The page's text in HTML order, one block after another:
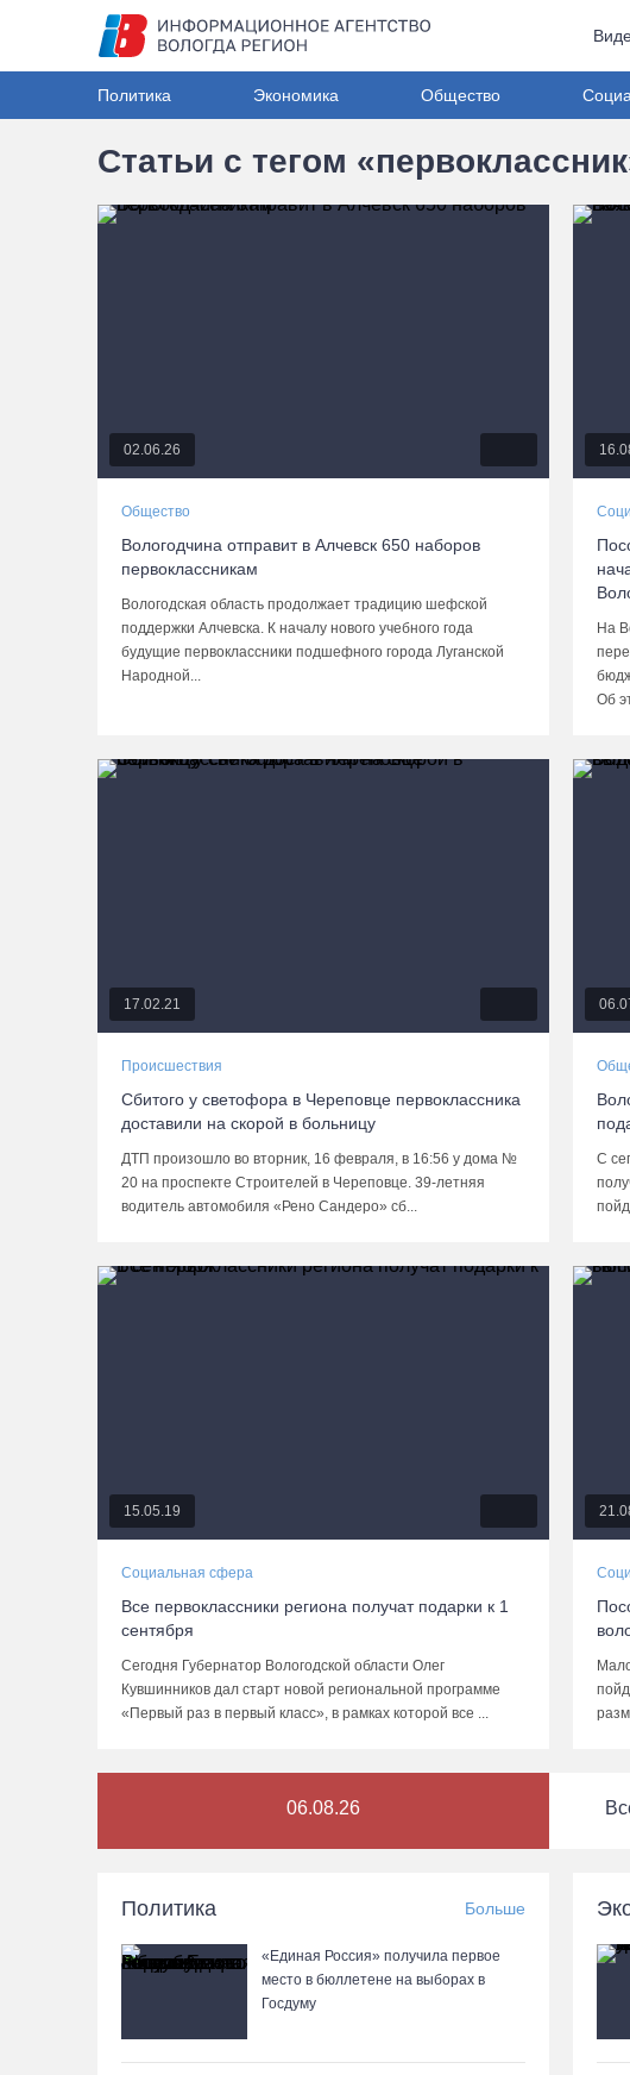
Политика Экономика Общество
Статьи с тегом
02.06.26
Общество
Вологодчина отправит в Алчевск 650 наборов
первоклассникам
Вологодская область продолжает традицию шефской
поддержки Алчевска. К началу нового учебного года
будущие первоклассники подшефного города Луганской
Народной...
На
Об
17.02.21
Происшествия
Сбитого у светофора в Череповце первоклассника
доставили на скорой в больницу
ДТП произошло во вторник, 16 февраля, в 16:56 у дома №
20 на проспекте Строителей в Череповце. 39-летняя
водитель автомобиля «Рено Сандеро» сб...
С
15.05.19
Социальная сфера
Все первоклассники региона получат подарки к 1
сентября
Сегодня Губернатор Вологодской области Олег
Кувшинников дал старт новой региональной программе
«Первый раз в первый класс», в рамках которой все ...
06.08.26
Политика Больше
«Единая Россия» получила первое
место в бюллетене на выборах в
Госдуму